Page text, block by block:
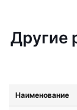
Другие
Наименование